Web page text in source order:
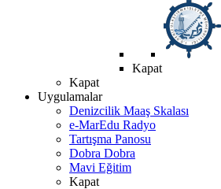
Kapat
Kapat
Uygulamalar
Denizcilik Maaş Skalası
e-MarEdu Radyo
Tartışma Panosu
Dobra Dobra
Mavi Eğitim
Kapat